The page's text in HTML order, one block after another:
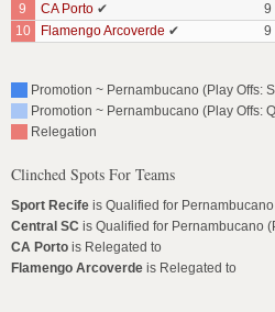
9
CA Porto✔ 9
10
Flamengo Arcoverde ✔ 9
Promotion ~ Pernambucano (Play Offs:
Promotion ~ Pernambucano (Play Offs:
Relegation
Clinched Spots For Teams
Sport Recifeis Qualified for
Central SC is Qualified for Pernambucano
CA Portois Relegated to
Flamengo Arcoverdeis Relegated to